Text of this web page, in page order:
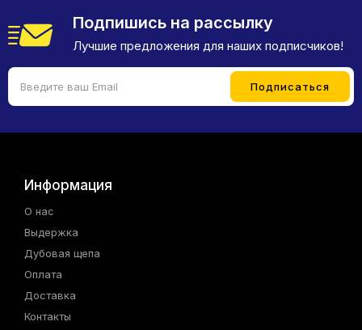
Подпишись на рассылку
Лучшие предложения для наших подписчиков!
Информация
О нас
Выдержка
Дубовая щепа
Оплата
Доставка
Контакты